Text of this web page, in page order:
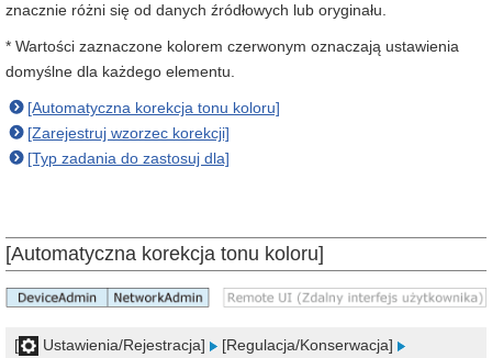
znacznie różni się od danych źródłowych lub oryginału.
* Wartości zaznaczone kolorem czerwonym oznaczają ustawienia
domyślne dla każdego elementu.
[Automatyczna korekcja tonu koloru]
[Zarejestruj wzorzec korekcji]
[Typ zadania do zastosuj dla]
[Automatyczna korekcja tonu koloru]
[ Ustawienia/Rejestracja]
[Regulacja/Konserwacja]